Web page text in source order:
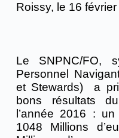
Roissy, le 16
Le SNPNC/FO,
Personnel
et Stewards) a
bons résultats
l’année 2016 :
1048 Millions